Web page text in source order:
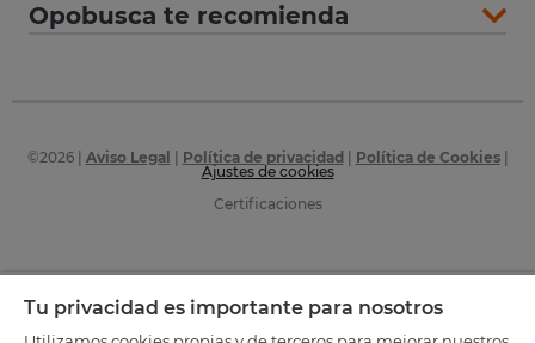
Opobusca te recomienda
©2026| Aviso Legal Política de privacidad Política de Cookies|
Ajustes de cookies
Certificaciones
Tu privacidad es importante para nosotros